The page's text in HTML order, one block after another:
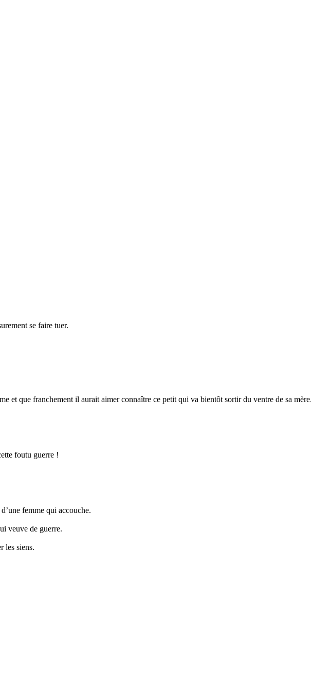
se faire tuer.
et que franchement il aurait aimer connaître ce petit qui va bientôt sortir du ventre de sa mère.
foutu guerre !
femme qui accouche.
veuve de guerre.
les siens.